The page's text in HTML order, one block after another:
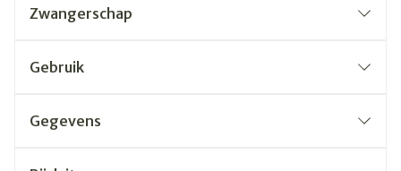
Zwangerschap
Gebruik
Gegevens